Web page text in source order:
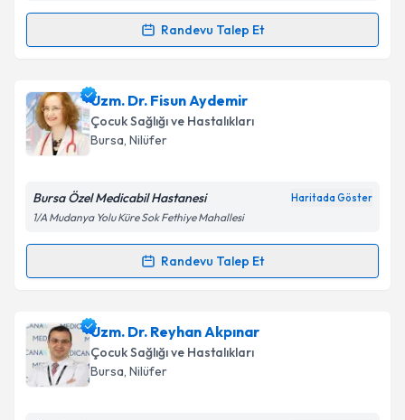
Takvim Talebini Gönder
Randevu Talep Et
Randevu Takvimi Talebi
Uzm. Dr. Esra Gökeriçin randevu takvimi talebi
oluşturun. Size bu uzmandan randevu almanız için bir
takvim hazırlandığında e-posta ile bilgilendireceğiz.
Kişisel verilerimin işlenmesine ilişkin
Metni'ni okudum ve kişisel verilerimin belirtilen
Takvim Talebini Gönder
Uzm. Dr. Fisun Aydemir
Çocuk Sağlığı ve Hastalıkları
Bursa, Nilüfer
Bursa Özel Medicabil Hastanesi Haritada Göster
1/A Mudanya Yolu Küre Sok Fethiye Mahallesi
Randevu Talep Et
Randevu Takvimi Talebi
Uzm. Dr. Fisun Aydemir için randevu takvimi talebi
oluşturun. Size bu uzmandan randevu almanız için bir
takvim hazırlandığında e-posta ile bilgilendireceğiz.
Uzm. Dr. Reyhan Akpınar
Çocuk Sağlığı ve Hastalıkları
Bursa, Nilüfer